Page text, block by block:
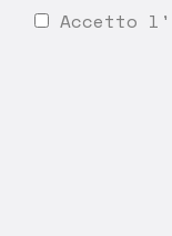
Accetto l'